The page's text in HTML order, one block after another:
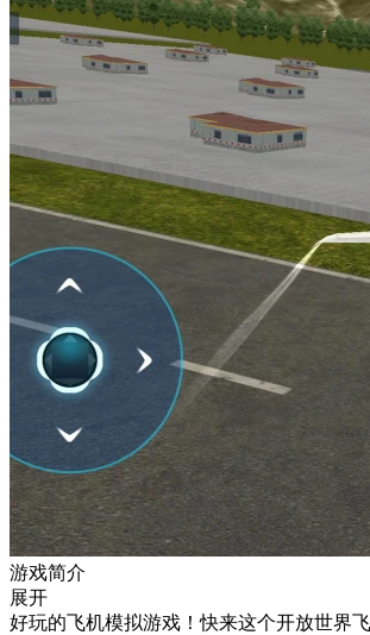
游戏简介
展开
好玩的飞机模拟游戏！快来这个开放世界飞